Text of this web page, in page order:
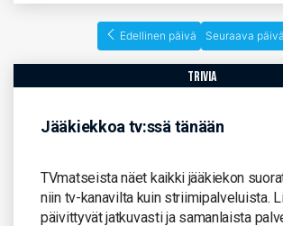
Edellinen päivä Seuraava päivä
trivia
Jääkiekkoa tv:ssä tänään
TVmatseista näet kaikki jääkiekon
niin tv-kanavilta kuin striimipalveluista.
päivittyvät jatkuvasti ja samanlaista